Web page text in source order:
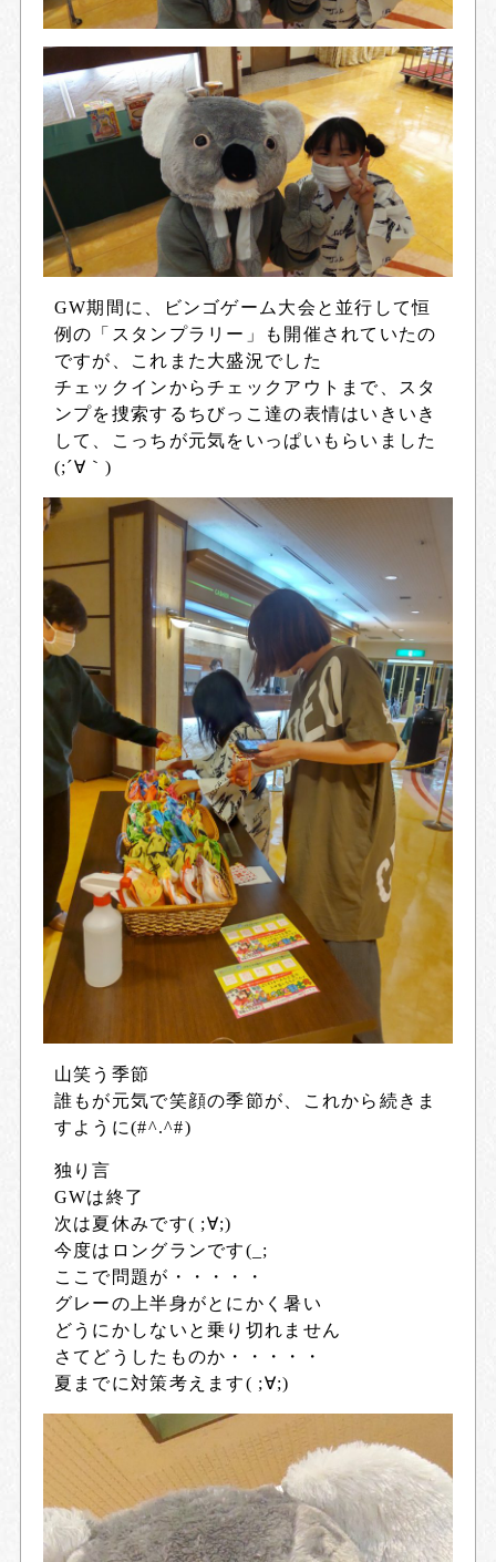
GW期間に、ビンゴゲーム大会と並行して恒
例の「スタンプラリー」も開催されていたの
ですが、これまた大盛況でした
チェックインからチェックアウトまで、スタ
ンプを捜索するちびっこ達の表情はいきいき
して、こっちが元気をいっぱいもらいました
(;´∀｀)
山笑う季節
誰もが元気で笑顔の季節が、これから続きま
すように(#^.^#)
独り言
GWは終了
次は夏休みです( ;∀;)
今度はロングランです(
;
ここで問題が・・・・・
グレーの上半身がとにかく暑い
どうにかしないと乗り切れません
さてどうしたものか・・・・・
夏までに対策考えます( ;∀;)